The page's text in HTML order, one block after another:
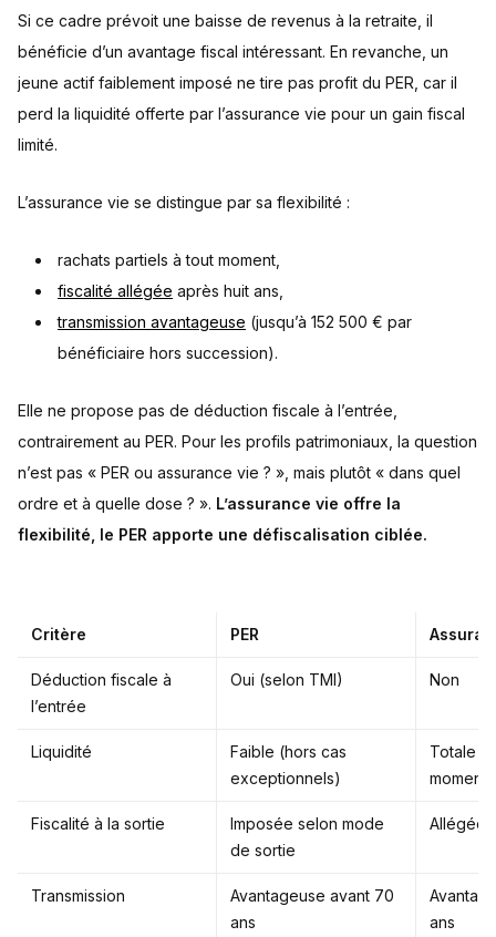
Si ce cadre prévoit une baisse de revenus à la retraite, il
bénéficie d’un avantage fiscal intéressant. En revanche, un
jeune actif faiblement imposé ne tire pas profit du PER, car il
perd la liquidité offerte par l’assurance vie pour un gain fiscal
limité.
L’assurance vie se distingue par sa flexibilité :
rachats partiels à tout moment,
fiscalité allégée après huit ans,
transmission avantageuse (jusqu’à 152 500 € par
bénéficiaire hors succession).
Elle ne propose pas de déduction fiscale à l’entrée,
contrairement au PER. Pour les profils patrimoniaux, la question
n’est pas « PER ou assurance vie ? », mais plutôt « dans quel
ordre et à quelle dose ? ». L’assurance vie offre la
flexibilité, le PER apporte une défiscalisation ciblée.
Critère PER
Déduction fiscale à
l’entrée
Oui (selon TMI) Non
Liquidité
Faible (hors cas
exceptionnels)
Totale
moment)
Fiscalité à la sortie
Imposée selon mode
de sortie
Allégée
Transmission
Avantageuse avant 70
ans
ans